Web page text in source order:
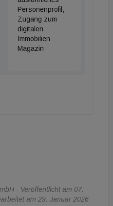
Personenprofil,
Zugang zum
digitalen
Immobilien
Magazin
- Veröffentlicht am 07.
am 29. Januar 2026